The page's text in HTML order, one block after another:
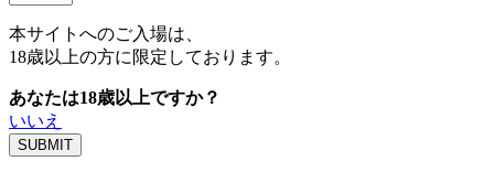
本サイトへのご入場は、
18歳以上の方に限定しております。
あなたは18歳以上ですか？
いいえ